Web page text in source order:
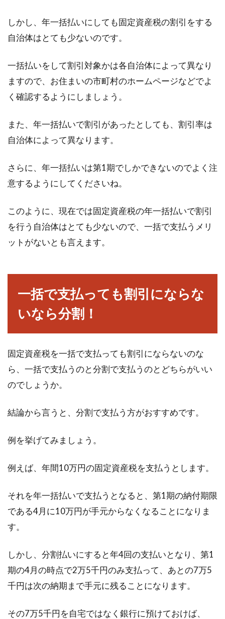
載を間違えたらどうなる？
す。忙しい中、締め切りの3月15日に合わせて
書類を作...
高層マンションは窓が開かない？高
層マンションの換気は？
高層マンションでの生活に憧れたことのある人
生活は、...
新築を考えた際、賃貸ではかからない固定資産
税などの支払いが生じます。固定資産税に対す
る軽減措...
印紙税の納付ミスで過怠税が！これ
らは損金不算入になるの？
は決まり...
の理由には様々な背景が！
皆さんは、「固定資産税がなぜか値上がりし
た」という話を聞いたことはないでしょうか。
ボーナスにかかる税金の計算方法
は？ 支給額100万円の場合
ボーナスをもらうときってうれしいものですよ
しかし、年一括払いにしても固定資産税の割引をする
自治体はとても少ないのです。
一括払いをして割引対象かは各自治体によって異なり
ますので、お住まいの市町村のホームページなどでよ
く確認するようにしましょう。
また、年一括払いで割引があったとしても、割引率は
自治体によって異なります。
さらに、年一括払いは第1期でしかできないのでよく注
意するようにしてくださいね。
このように、現在では固定資産税の年一括払いで割引
を行う自治体はとても少ないので、一括で支払うメリ
ットがないとも言えます。
一括で支払っても割引にならな
いなら分割！
固定資産税を一括で支払っても割引にならないのな
ら、一括で支払うのと分割で支払うのとどちらがいい
のでしょうか。
結論から言うと、分割で支払う方がおすすめです。
例を挙げてみましょう。
例えば、年間10万円の固定資産税を支払うとします。
それを年一括払いで支払うとなると、第1期の納付期限
である4月に10万円が手元からなくなることになりま
す。
しかし、分割払いにすると年4回の支払いとなり、第1
期の4月の時点で2万5千円のみ支払って、あとの7万5
千円は次の納期まで手元に残ることになります。
その7万5千円を自宅ではなく銀行に預けておけば、